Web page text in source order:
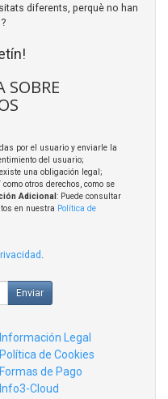
diferents, perquè no han
SOBRE
por el usuario y enviarle la
del usuario;
una obligación legal;
otros derechos, como se
Adicional : Puede consultar
en nuestra Política de
Enviar
Información Legal
Política de Cookies
Formas de Pago
Info3-Cloud